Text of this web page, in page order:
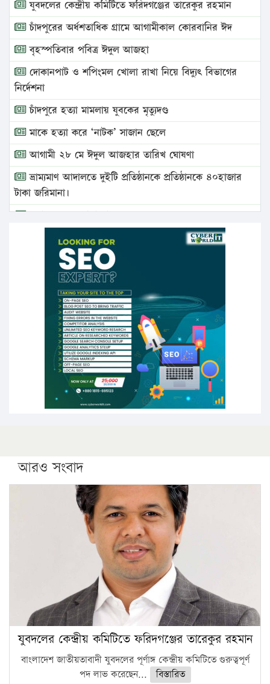
যুবদলের কেন্দ্রীয় কমিটিতে ফরিদগঞ্জের তারেকুর রহমান
চাঁদপুরের অর্ধশতাধিক গ্রামে আগামীকাল কোরবানির ঈদ
বৃহস্পতিবার পবিত্র ঈদুল আজহা
দোকানপাট ও শপিংমল খোলা রাখা নিয়ে বিদ্যুৎ বিভাগের
নির্দেশনা
চাঁদপুরে হত্যা মামলায় যুবকের মৃত্যুদণ্ড
মাকে হত্যা করে ‘নাটক’ সাজান ছেলে
আগামী ২৮ মে ঈদুল আজহার তারিখ ঘোষণা
ভ্রাম্যমাণ আদালতে দুইটি প্রতিষ্ঠানকে প্রতিষ্ঠানকে ৪০হাজার
টাকা জরিমানা।
এবার লঞ্চের ভাড়া বাড়ল
১৭ থেকে ২১ শতাংশ বিদ্যুতের দাম বাড়ানোর প্রস্তাব পিডিবির
১৬ মে চাঁদপুর ও ২৫ মে ফেনী সফরে যাবেন প্রধানমন্ত্রী
উচ্চশিক্ষায় গৌরবময় অর্জন: পূর্ণ স্কলারশিপে যুক্তরাষ্ট্রে
পিএইচডি করছেন কুয়েটের কৃতি…
সারা দেশে বজ্রাঘাতে ১৪ জনের প্রাণহানি
কঠোর হচ্ছে এসএসসি ও এইচএসসি পরীক্ষা
ফরিদগঞ্জে আগুনে পুড়লো ৬ ব্যবসা প্রতিষ্ঠান
আরও সংবাদ
যুবদলের কেন্দ্রীয় কমিটিতে ফরিদগঞ্জের তারেকুর রহমান
বাংলাদেশ জাতীয়তাবাদী যুবদলের পূর্ণাঙ্গ কেন্দ্রীয় কমিটিতে গুরুত্বপূর্ণ
পদ লাভ করেছেন...
বিস্তারিত